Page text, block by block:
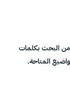
من البحث بكلمات
المتاحة.